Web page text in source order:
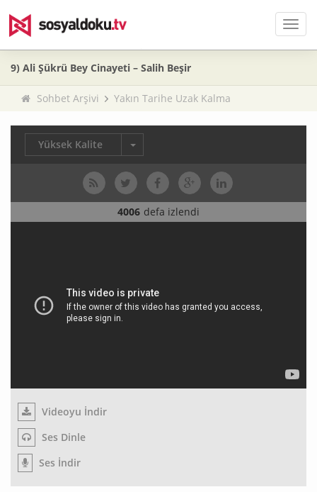
Menü
9) Ali Şükrü Bey Cinayeti – Salih Beşir
Sohbet Arşivi Yakın Tarihe Uzak Kalma
Yüksek Kalite
4006 defa izlendi
Videoyu İndir
Ses Dinle
Ses İndir